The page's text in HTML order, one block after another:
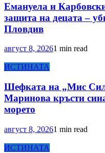
Емануела и
защита на децата –
Пловдив
август 8, 20261 min read
ИСТИНАТА
Шефката на „Мис
Маринова кръсти
морето
август 8, 20261 min read
ИСТИНАТА